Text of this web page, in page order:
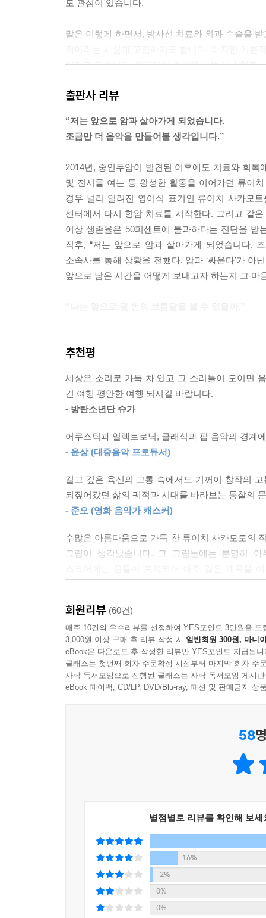
도 관심이 있습니다.
말은 이렇게 하면서, 방사선 치료와 외과 수술을
이라고 믿습니다. 인간만이 거기에서 벗어나 있죠.
樓)라는 암자가 있는 것을 보고 감동을 받았습니
이야 오래된 시골 건물이지만, 당시의 그들은 연
---「어머니를 위한 레퀴엠」중에서
인간의 언어 기능에 대해 돌이켜 생각해보면, 언
들으면 안개라는 존재가 보이기 시작하고, ‘하늘’
꽃을 그리는 것만 봐도 그렇죠. 아마 많은 아이가
다.
본래의 자연계는 모든 것이 이어져 있는데 언어
인간이 오랜 시간을 거쳐 묵묵히 쌓아 올린 것들
보태는 정도는 괜찮지 않을까 하는 마음이 서서
움을 느낄 수 있음에도, 우리는 꾸준히 음악을 만
신의 소리를 더해 즐길 권리는 있지 않을까 생각
---「자연에는 대적할 수 없다」중에서
내는 거예요. 그러고 보면 피아노라는 것은 원래
물이잖아요. 그러니 역설적으로 말하면 쓰나미라
까 하는 느낌도 들었습니다.
포레를 집중적으로 들으며 그에 대한 불호를 극
성했습니다. 고집이 있다는 자체만으로도 자신의
었습니다.
---「첫 번째 좌절」중에서
그토록 엄격했던 이냐리투 감독에게 끝까지 제
서 몸을 추스르다 꿈과 현실의 사이에서 이미 세
이 비교적 반응이 좋아, 저는 영화가 완성된 후 가
넣은 티셔츠를 만들어 전 스태프에게 나눠주었습
보통의 음악은 소리와 소리의 관계를 치밀하게
에 도전해보고 싶었습니다. 그래서 다시 처음부
소리들을 녹음해 그야말로 음악으로서의 ‘모노
기도 하고, 프랑스의 바셰트 브라더스의 음향 조
를 녹음하기 위해 맨해튼의 미술관을 방문하기도
출판사 리뷰
“저는 앞으로 암과 살아가게 되었습니다.
조금만 더 음악을 만들어볼 생각입니다.”
2014년, 중인두암이 발견된 이후에도 치료와 회
및 전시를 여는 등 왕성한 활동을 이어가던 류이
경우 널리 알려진 영어식 표기인 류이치 사카모
센터에서 다시 항암 치료를 시작한다. 그리고 같
이상 생존율은 50퍼센트에 불과하다는 진단을
직후, “저는 앞으로 암과 살아가게 되었습니다.
소속사를 통해 상황을 전했다. 암과 ‘싸운다’가 아
앞으로 남은 시간을 어떻게 보내고자 하는지 그 마
생의 소중함을 담고 있는 이 문장을 류이치 사
출간된 2009년 이후의 발자취를 이번 기회에 다시
그렇게 2022년 7월부터 이듬해인 올해 2월까지
덧붙일 에필로그 원고 집필을 남겨두고 류이치
칼럼 연재 당시 인터뷰 및 원고 정리를 담당했던
31일부터 그가 숨을 거두기 직전인 2023년 3월
시간의 유한함에서 자유로웠던
책은 기본적으로 류이치 사카모토의 그간의 음악
만들어내는 환상”(p.27)이라고 말하는 사카모토
엿보이는 깊고 자유로운 사유와 담론으로 이어진다.
‘시간’은 사카모토 후반기 작품활동의 커다란
오리지널 앨범 《async》 또한 삶의 유한성을 맞
‘비동기’(asynchronization)의 축약어로, 모든
찾아내려는 뇌의 습성을 부정하고자”(p.224) 했
때는 그와 정반대의 방법론으로 뉴욕 길거리에
여러 ‘소리’를 모아 레코딩을 진행했다. 이런
LIFE〉의 경우도 〈설치음악전〉이 기획의 씨앗
전 세계 예술가들과 나눈
깊은 우정과 예술적 교감의 현장
류이치 사카모토가 전 세계를 무대로 전방위적
설치예술가 마리나 아브라모비치와의 교류, 글
추천평
세상은 소리로 가득 차 있고 그 소리들이 모이면
긴 여행 평안한 여행 되시길 바랍니다.
- 방탄소년단 슈가
어쿠스틱과 일렉트로닉, 클래식과 팝 음악의 경계
- 윤상 (대중음악 프로듀서)
길고 깊은 육신의 고통 속에서도 기꺼이 창작의
되짚어갔던 삶의 궤적과 시대를 바라보는 통찰의
- 준오 (영화 음악가 캐스커)
수많은 아름다움으로 가득 찬 류이치 사카모토의
그림이 생각났습니다. 그 그림들에는 분명히
- 정재일 (음악 감독)
우리가 아끼고 사랑했던 류이치 사카모토의 숨
싶다. 류이치 사카모토는 나무를 사랑하고 숲을
공간에서 연주하고, 지키고 싶은 대상을 위해 음
않아야 할 때는 결코 물러서지 않는 심지가 뚜렷
자연을 사람을 언어를 묵묵하게 빚어온 기록과
4년 전, 5월에 사카모토 씨가 타이베이를 방문했
영화와 음악에 대한 이야기를 나눴다. 그러나 그
씨는 보름달에 대해 이야기한다. 그 글을 읽
반려자였던 마리아 코다마에게 보내는 시에 이렇
“수 세기의 시간 동안 / 계속 바라봐왔던 사람들의
지구상에서 사라져가는 존재 중, 달에 쌓여가는 이
- Hsiao-hsien Hou (영화감독)
회원리뷰 (60건)
매주 10건의 우수리뷰를 선정하여 YES포인트 3만원을 드
3,000원 이상 구매 후 리뷰 작성 시 일반회원 300원, 마니
eBook은 다운로드 후 작성한 리뷰만 YES포인트 지급됩니
클래스는 첫번째 회차 주문확정 시점부터 마지막 회차 주
사락 독서모임으로 진행된 클래스는 사락 독서모임 게시
eBook 페이백, CD/LP, DVD/Blu-ray, 패션 및 판매금지 상
58
별점별로 리뷰를 확인해 보세
16%
2%
0%
0%